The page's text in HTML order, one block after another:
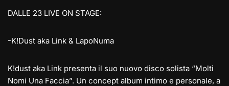
DALLE 23 LIVE ON STAGE:
-K!Dust aka Link & LapoNuma
K!dust aka Link presenta il suo nuovo disco solista “Molti
Nomi Una Faccia”. Un concept album intimo e personale, a